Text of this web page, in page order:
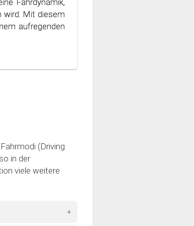
die Umwelt
bewussten und
wird. Mit diesem
aufregenden
(Driving
in der
viele weitere
+